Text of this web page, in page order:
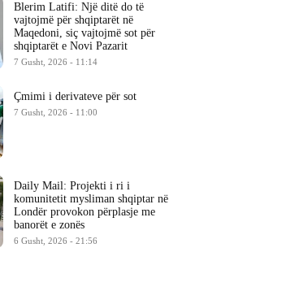
Blerim Latifi: Një ditë do të
vajtojmë për shqiptarët në
Maqedoni, siç vajtojmë sot për
shqiptarët e Novi Pazarit
7 Gusht, 2026 - 11:14
Çmimi i derivateve për sot
7 Gusht, 2026 - 11:00
Daily Mail: Projekti i ri i
komunitetit mysliman shqiptar në
Londër provokon përplasje me
banorët e zonës
6 Gusht, 2026 - 21:56